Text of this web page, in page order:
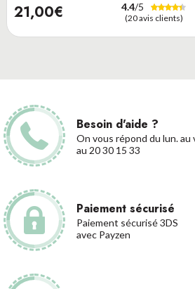
21,00€ 4.4/5
(20 avis clients)
Besoin d'aide ?
On vous répond du lun. au
au 20 30 15 33
Paiement sécurisé
Paiement sécurisé 3DS
avec Payzen